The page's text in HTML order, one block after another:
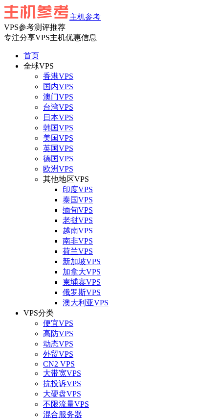
主机参考
VPS参考测评推荐
专注分享VPS主机优惠信息
首页
全球VPS
香港VPS
国内VPS
澳门VPS
台湾VPS
日本VPS
韩国VPS
美国VPS
英国VPS
德国VPS
欧洲VPS
其他地区VPS
印度VPS
泰国VPS
缅甸VPS
老挝VPS
越南VPS
南非VPS
荷兰VPS
新加坡VPS
加拿大VPS
柬埔寨VPS
俄罗斯VPS
澳大利亚VPS
VPS分类
便宜VPS
高防VPS
动态VPS
外贸VPS
CN2 VPS
大带宽VPS
抗投诉VPS
大硬盘VPS
不限流量VPS
混合服务器